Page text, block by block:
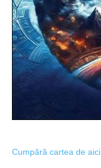
Cumpără cartea de aici